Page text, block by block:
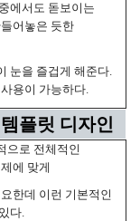
에서도 돋보이는
어놓은 듯한
눈을 즐겁게 해준다.
용이 가능하다.
플릿 디자인
으로 전체적인
에 맞게
한데 이런 기본적인
다.